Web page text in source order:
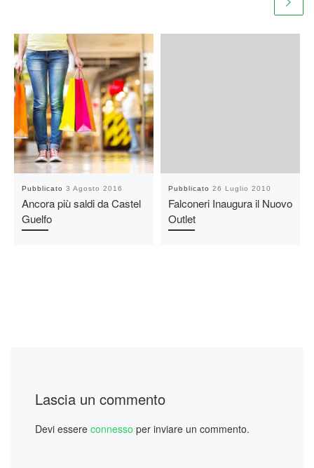
Pubblicato 3 Agosto 2016
Ancora più saldi da Castel
Guelfo
Pubblicato 26 Luglio 2010
Falconeri Inaugura il Nuovo
Outlet
Lascia un commento
Devi essereconnesso per inviare un commento.